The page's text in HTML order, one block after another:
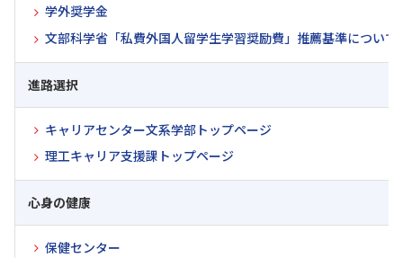
学外奨学金
文部科学省「私費外国人留学生学習奨励費」推薦基準について
進路選択
キャリアセンター文系学部トップページ
理工キャリア支援課トップページ
心身の健康
保健センター